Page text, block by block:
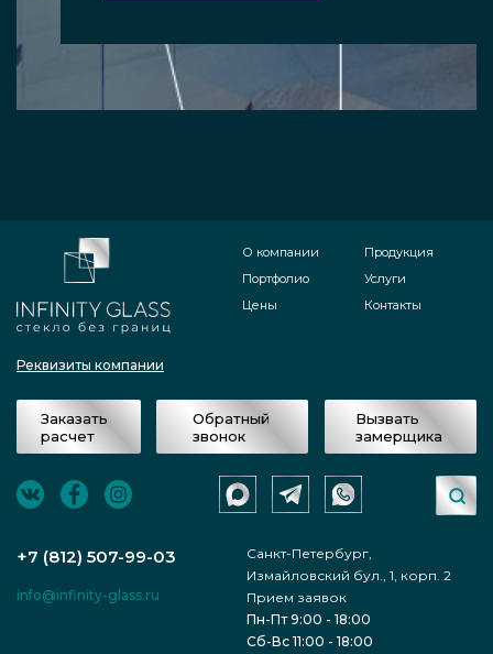
Реквизиты компании
О компании
Портфолио
Цены
Продукция
Услуги
Контакты
Заказать
расчет
Обратный
звонок
Вызвать
замерщика
+7 (812) 507-99-03
Санкт-Петербург,
Измайловский бул., 1, корп. 2
info@infinity-glass.ru
Прием заявок
Пн-Пт 9:00 - 18:00
Сб-Вс 11:00 - 18:00